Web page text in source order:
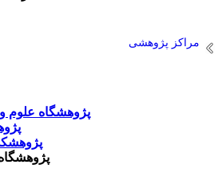
مراکز پژوهشی
پژوهشگاه علوم